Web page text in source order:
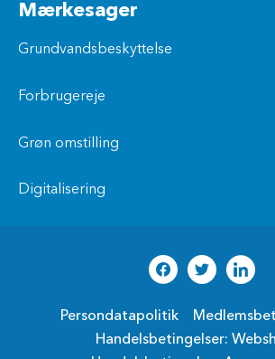
Mærkesager
Grundvandsbeskyttelse
Forbrugereje
Grøn omstilling
Digitalisering
Persondatapolitik
Handelsbetingelser: